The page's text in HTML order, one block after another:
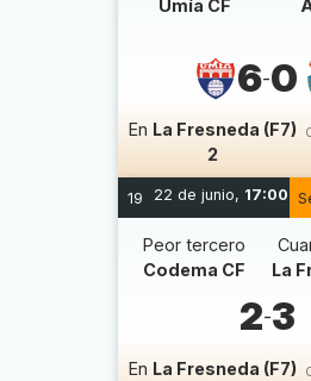
Umía CF
6-0
En La Fresneda (F7)
2
19 22 de junio, 17:00
Peor tercero
Codema CF
La
2-3
En La Fresneda (F7)